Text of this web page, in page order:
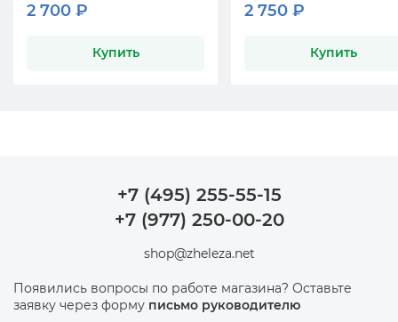
2 700 ₽
Купить
2 750 ₽
Купить
+7 (495) 255-55-15
+7 (977) 250-00-20
shop@zheleza.net
Появились вопросы по работе магазина? Оставьте
заявку через форму письмо руководителю